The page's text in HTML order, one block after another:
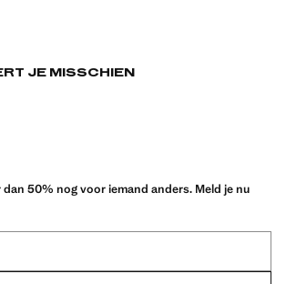
JE MISSCHIEN
50% nog voor iemand anders. Meld je nu